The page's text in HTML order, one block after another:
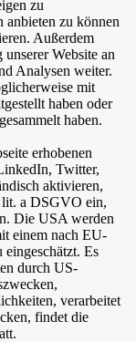
zu
anbieten zu können
Außerdem
Website an
Analysen weiter.
mit
haben oder
haben.
erhobenen
Twitter,
aktivieren,
a DSGVO ein,
Die USA werden
einem nach EU-
eingeschätzt. Es
durch US-
verarbeitet
findet die